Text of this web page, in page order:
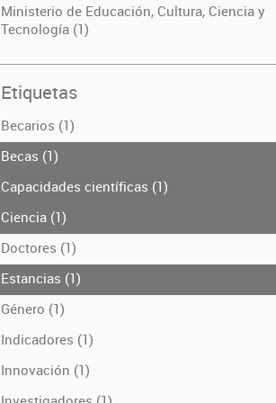
Ministerio de Educación, Cultura, Ciencia y
Tecnología (1)
Etiquetas
Becarios (1)
Becas (1)
Capacidades científicas (1)
Ciencia (1)
Doctores (1)
Estancias (1)
Género (1)
Indicadores (1)
Innovación (1)